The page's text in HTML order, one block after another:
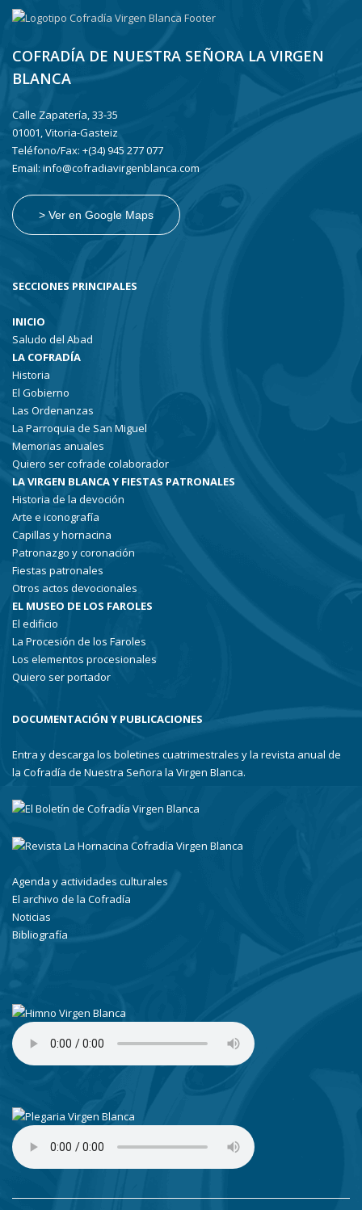
COFRADÍA DE NUESTRA SEÑORA LA VIRGEN
BLANCA
Calle Zapatería, 33-35
01001, Vitoria-Gasteiz
Teléfono/Fax: +(34) 945 277 077
Email: info@cofradiavirgenblanca.com
> Ver en Google Maps
SECCIONES PRINCIPALES
INICIO
Saludo del Abad
LA COFRADÍA
Historia
El Gobierno
Las Ordenanzas
La Parroquia de San Miguel
Memorias anuales
Quiero ser cofrade colaborador
LA VIRGEN BLANCA Y FIESTAS PATRONALES
Historia de la devoción
Arte e iconografía
Capillas y hornacina
Patronazgo y coronación
Fiestas patronales
Otros actos devocionales
EL MUSEO DE LOS FAROLES
El edificio
La Procesión de los Faroles
Los elementos procesionales
Quiero ser portador
DOCUMENTACIÓN Y PUBLICACIONES
Entra y descarga los boletines cuatrimestrales y la revista anual de
la Cofradía de Nuestra Señora la Virgen Blanca.
Agenda y actividades culturales
El archivo de la Cofradía
Noticias
Bibliografía